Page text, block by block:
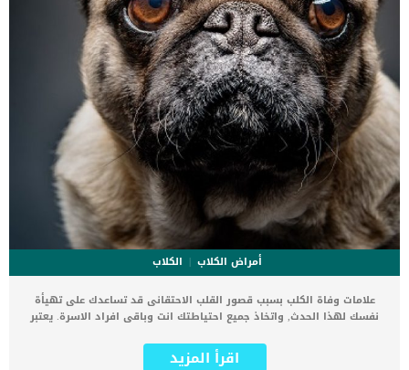
أمراض الكلاب
الكلاب
علامات وفاة الكلب بسبب قصور القلب الاحتقانى قد تساعدك على تهيأة
نفسك لهذا الحدث, واتخاذ جميع احتياطتك انت وباقى افراد الاسرة. يعتبر
يتعرض لها جميع الكائنات الحية بما فى ذلك الكلاب والقطط. كما ان القلب
يعتبر عضوا رئيسيا فى جسم الكلاب, واى قصور به يعتبر قصور فى باقى
اقرأ المزيد